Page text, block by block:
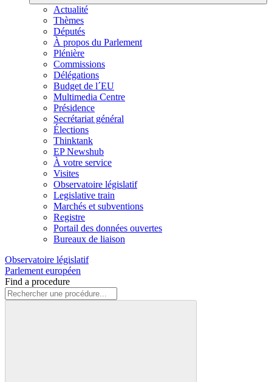
Actualité
Thèmes
Députés
À propos du Parlement
Plénière
Commissions
Délégations
Budget de l´EU
Multimedia Centre
Présidence
Secrétariat général
Élections
Thinktank
EP Newshub
À votre service
Visites
Observatoire législatif
Legislative train
Marchés et subventions
Registre
Portail des données ouvertes
Bureaux de liaison
Observatoire législatif
Parlement européen
Find a procedure